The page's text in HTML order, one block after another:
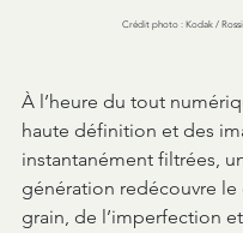
Crédit photo : Kodak /
À l’heure du tout
haute définition et des
instantanément filtrées,
génération redécouvre le
grain, de l’imperfection